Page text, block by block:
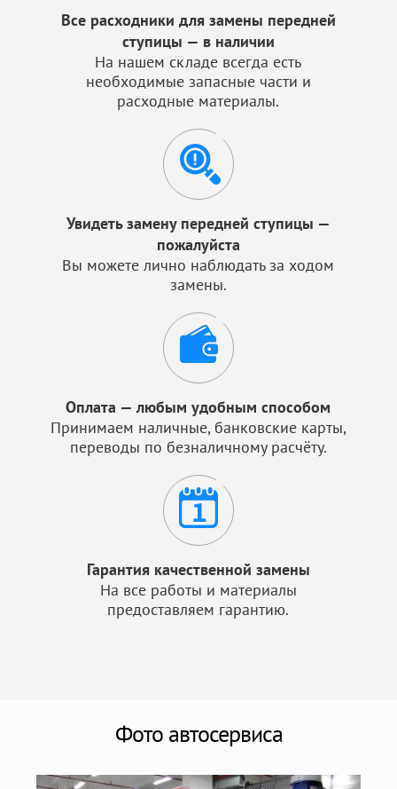
Все расходники для замены передней
ступицы — в наличии
На нашем складе всегда есть
необходимые запасные части и
расходные материалы.
Увидеть замену передней ступицы —
пожалуйста
Вы можете лично наблюдать за ходом
замены.
Оплата — любым удобным способом
Принимаем наличные, банковские карты,
переводы по безналичному расчёту.
Гарантия качественной замены
На все работы и материалы
предоставляем гарантию.
Фото автосервиса